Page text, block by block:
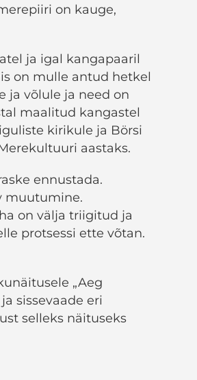
on kauge,
ja igal kangapaaril
on mulle antud hetkel
ja võlule ja need on
maalitud kangastel
kirikule ja Börsi
aastaks.
ennustada.
muutumine.
on välja triigitud ja
protsessi ette võtan.
„Aeg
sissevaade eri
selleks näituseks